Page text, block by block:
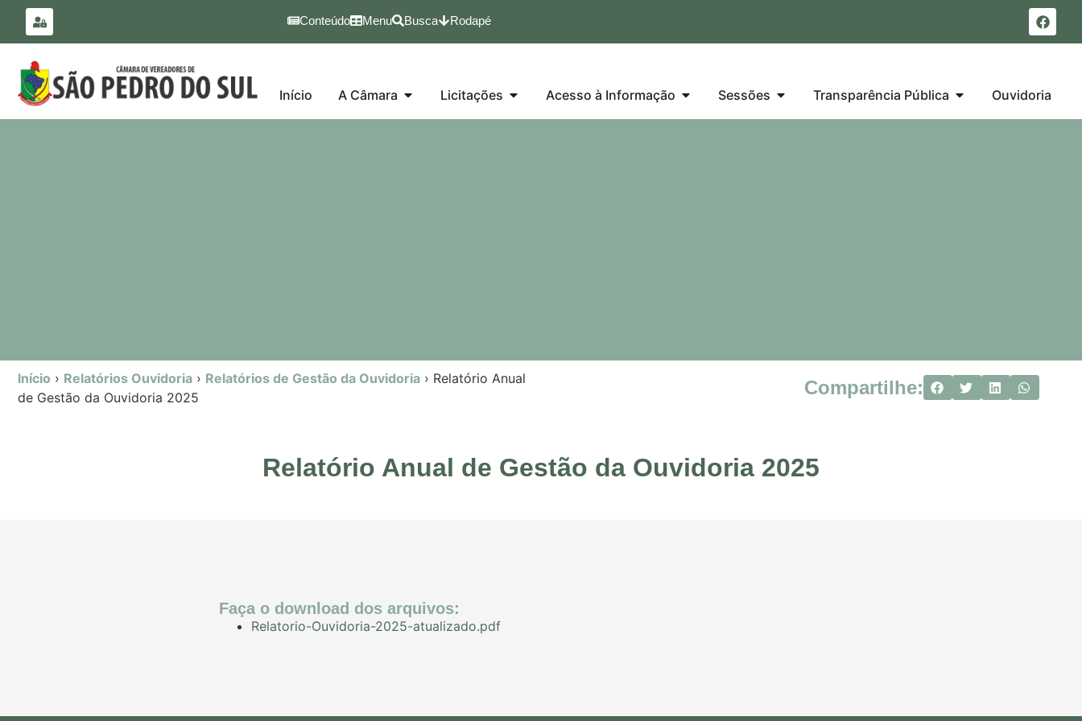
conteúdo
Conteúdo Menu Busca Rodapé
Início A Câmara Licitações Acesso à Informação Sessões Transparência Pública Ouvidoria
Início › Relatórios Ouvidoria › Relatórios de Gestão da Ouvidoria › Relatório Anual
de Gestão da Ouvidoria 2025
Compartilhe:
Relatório Anual de Gestão da Ouvidoria 2025
Faça o download dos arquivos:
Relatorio-Ouvidoria-2025-atualizado.pdf